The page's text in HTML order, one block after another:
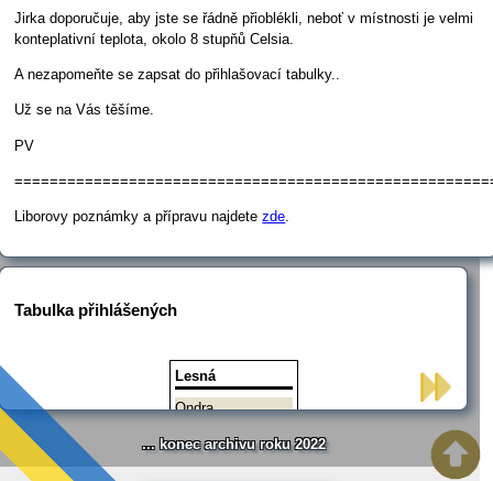
Jirka doporučuje, aby jste se řádně přioblékli, neboť v místnosti je velmi
konteplativní teplota, okolo 8 stupňů Celsia.
A nezapomeňte se zapsat do přihlašovací tabulky..
Už se na Vás těšíme.
PV
Liborovy poznámky a přípravu najdetezde.
Tabulka přihlášených
Lesná
Ondra
Pavel
... konec archivu roku 2022